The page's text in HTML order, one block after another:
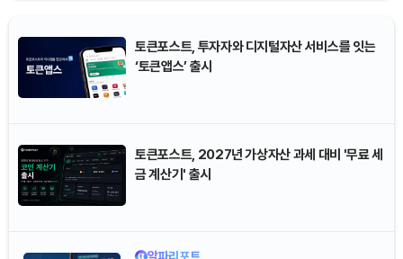
Solana (SOL)
Hyperliquid (HYPE) ₩76,696 (+0.21%)
Dogecoin (DOGE)
토큰포스트, 투자자와 디지털자산 서비스를 잇는
‘토큰앱스’ 출시
토큰포스트, 2027년 가상자산 과세 대비 '무료 세
금 계산기' 출시